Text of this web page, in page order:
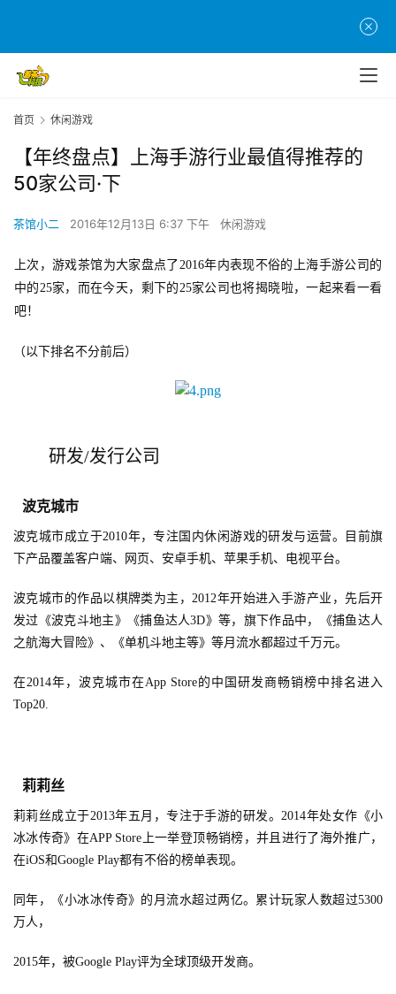
首页 休闲游戏
【年终盘点】上海手游行业最值得推荐的
50家公司·下
茶馆小二 2016年12月13日 6:37 下午 休闲游戏
上次，游戏茶馆为大家盘点了2016年内表现不俗的上海手游公司的
中的25家，而在今天，剩下的25家公司也将揭晓啦，一起来看一看
吧！
（以下排名不分前后）
研发/发行公司
波克城市
波克城市成立于2010年，专注国内休闲游戏的研发与运营。目前旗
下产品覆盖客户端、网页、安卓手机、苹果手机、电视平台。
波克城市的作品以棋牌类为主，2012年开始进入手游产业，先后开
发过《波克斗地主》《捕鱼达人3D》等，旗下作品中，《捕鱼达人
之航海大冒险》、《单机斗地主等》等月流水都超过千万元。
在2014年，波克城市在App Store的中国研发商畅销榜中排名进入
Top20.
莉莉丝
莉莉丝成立于2013年五月，专注于手游的研发。2014年处女作《小
冰冰传奇》在APP Store上一举登顶畅销榜，并且进行了海外推广，
在iOS和Google Play都有不俗的榜单表现。
同年，《小冰冰传奇》的月流水超过两亿。累计玩家人数超过5300
万人，
2015年，被Google Play评为全球顶级开发商。